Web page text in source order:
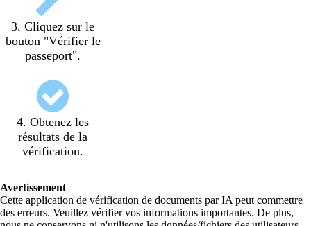
3. Cliquez sur le
bouton "Vérifier le
passeport".
4. Obtenez les
résultats de la
vérification.
Avertissement
Cette application de vérification de documents par IA peut commettre
des erreurs. Veuillez vérifier vos informations importantes. De plus,